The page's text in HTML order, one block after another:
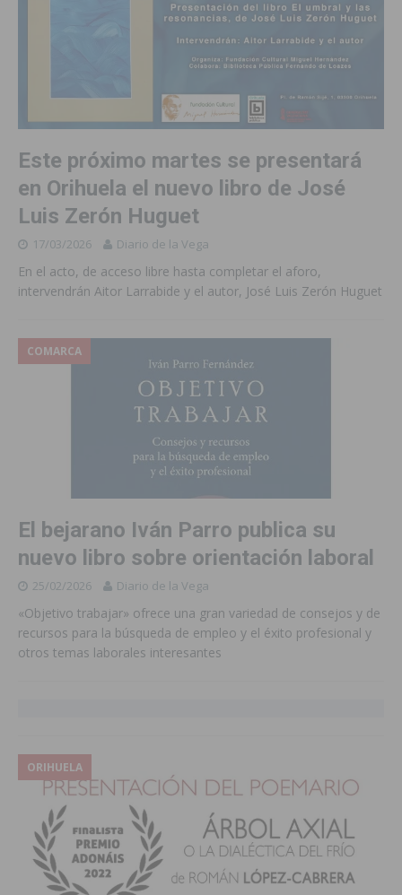
Este próximo martes se presentará
en Orihuela el nuevo libro de José
Luis Zerón Huguet
17/03/2026 Diario de la Vega
En el acto, de acceso libre hasta completar el aforo,
intervendrán Aitor Larrabide y el autor, José Luis Zerón Huguet
COMARCA
El bejarano Iván Parro publica su
nuevo libro sobre orientación laboral
25/02/2026 Diario de la Vega
«Objetivo trabajar» ofrece una gran variedad de consejos y de
recursos para la búsqueda de empleo y el éxito profesional y
otros temas laborales interesantes
ORIHUELA